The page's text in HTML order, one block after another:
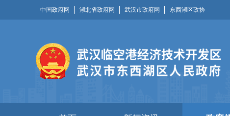
中国政府网 湖北省政府网 武汉市政府网 东西湖区政协